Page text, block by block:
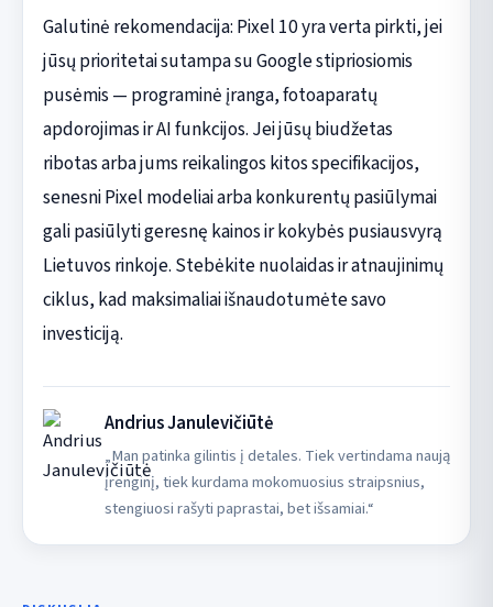
Galutinė rekomendacija: Pixel 10 yra verta pirkti, jei
jūsų prioritetai sutampa su Google stipriosiomis
pusėmis — programinė įranga, fotoaparatų
apdorojimas ir AI funkcijos. Jei jūsų biudžetas
ribotas arba jums reikalingos kitos specifikacijos,
senesni Pixel modeliai arba konkurentų pasiūlymai
gali pasiūlyti geresnę kainos ir kokybės pusiausvyrą
Lietuvos rinkoje. Stebėkite nuolaidas ir atnaujinimų
ciklus, kad maksimaliai išnaudotumėte savo
investiciją.
Andrius Janulevičiūtė
„Man patinka gilintis į detales. Tiek vertindama naują
įrenginį, tiek kurdama mokomuosius straipsnius,
stengiuosi rašyti paprastai, bet išsamiai.“